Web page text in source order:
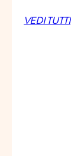
VEDI TUTTI